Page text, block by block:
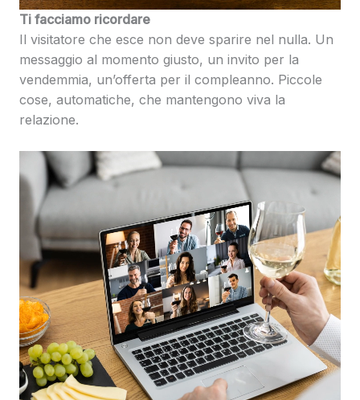
Ti facciamo ricordare
Il visitatore che esce non deve sparire nel nulla. Un
messaggio al momento giusto, un invito per la
vendemmia, un’offerta per il compleanno. Piccole
cose, automatiche, che mantengono viva la
relazione.